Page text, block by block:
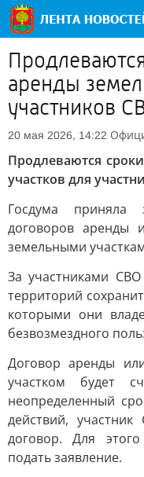
аренды
участников
20 мая 2026, 14:22
Продлеваются
участков для
Госдума
договоров аренды
земельными
За участниками
территорий
которыми они
безвозмездного
Договор аренды
участком будет
неопределенный
действий,
договор. Для
подать заявление.